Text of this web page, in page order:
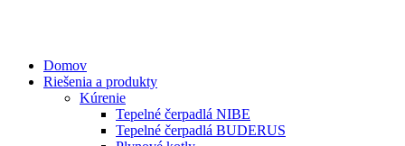
Domov
Riešenia a produkty
Kúrenie
Tepelné čerpadlá NIBE
Tepelné čerpadlá BUDERUS